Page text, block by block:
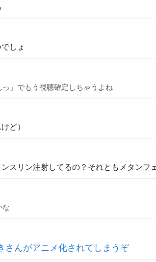
しょ
」でもう視聴確定しちゃうよね
ど）
スリン注射してるの？それともメタンフ
な
さんがアニメ化されてしまうぞ